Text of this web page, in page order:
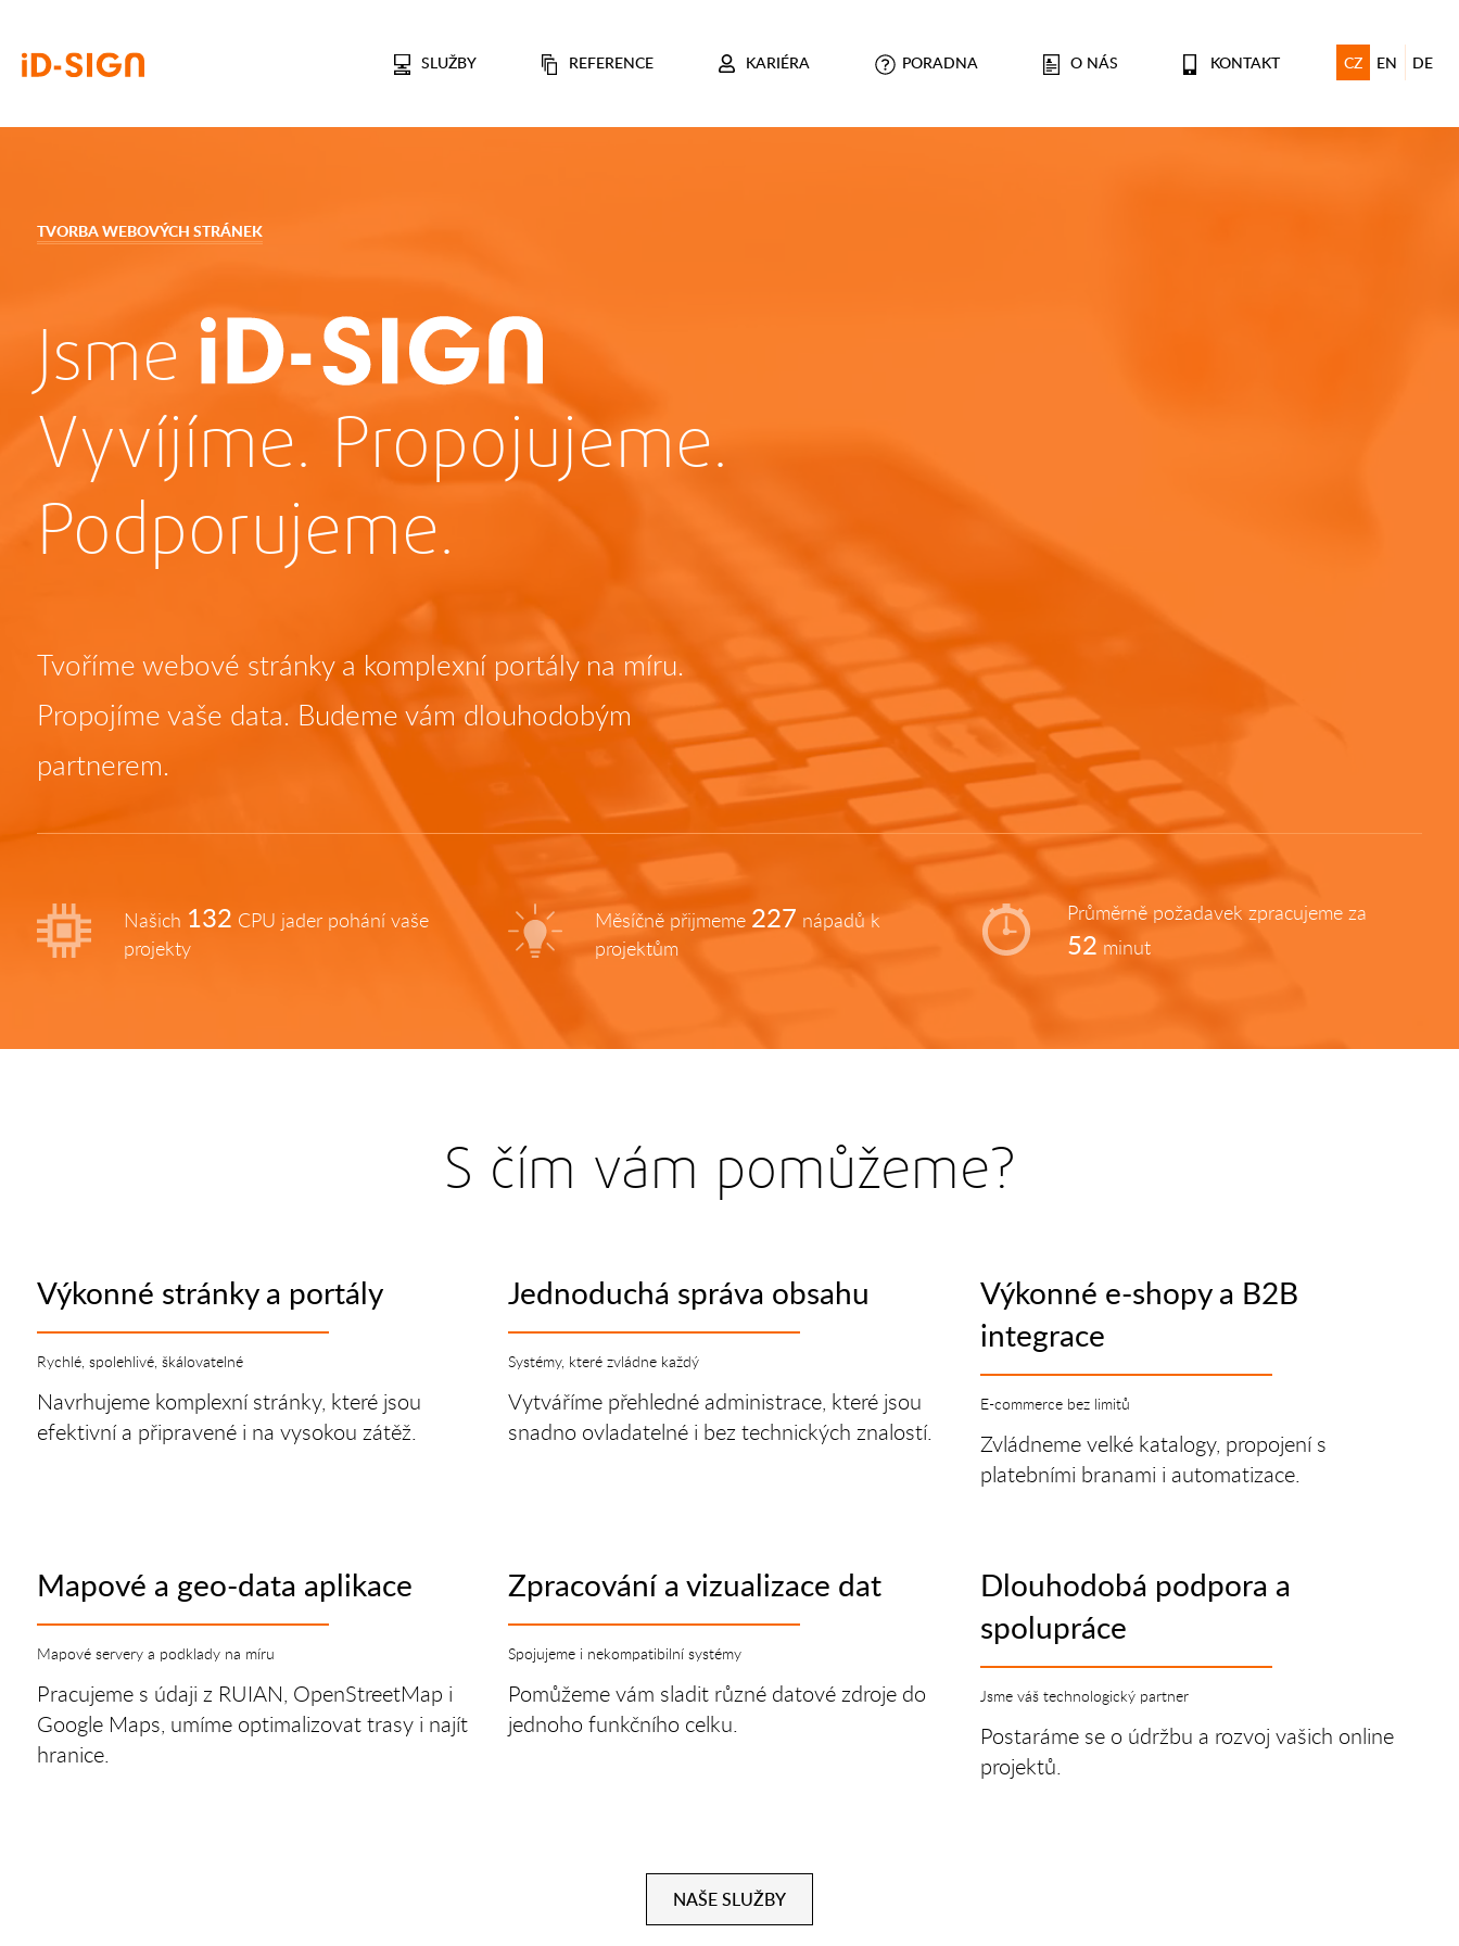
CZ EN DE
SLUŽBY REFERENCE KARIÉRA PORADNA O NÁS KONTAKT
TVORBA WEBOVÝCH STRÁNEK
Jsme
Vyvíjíme. Propojujeme.
Podporujeme.
Tvoříme webové stránky a komplexní portály na míru.
Propojíme vaše data. Budeme vám dlouhodobým
partnerem.
Našich 132 CPU jader pohání vaše
projekty
Měsíčně přijmeme 227 nápadů k
projektům
Průměrně požadavek zpracujeme za
52 minut
S čím vám pomůžeme?
Výkonné stránky a portály
Rychlé, spolehlivé, škálovatelné
Navrhujeme komplexní stránky, které jsou
efektivní a připravené i na vysokou zátěž.
Jednoduchá správa obsahu
Systémy, které zvládne každý
Vytváříme přehledné administrace, které jsou
snadno ovladatelné i bez technických znalostí.
Výkonné e-shopy a B2B
integrace
E-commerce bez limitů
Zvládneme velké katalogy, propojení s
platebními branami i automatizace.
Mapové a geo-data aplikace
Mapové servery a podklady na míru
Pracujeme s údaji z RUIAN, OpenStreetMap i
Google Maps, umíme optimalizovat trasy i najít
hranice.
Zpracování a vizualizace dat
Spojujeme i nekompatibilní systémy
Pomůžeme vám sladit různé datové zdroje do
jednoho funkčního celku.
Dlouhodobá podpora a
spolupráce
Jsme váš technologický partner
Postaráme se o údržbu a rozvoj vašich online
projektů.
NAŠE SLUŽBY